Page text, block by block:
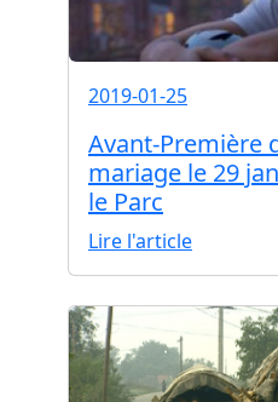
2019-01-25
Avant-Première
mariage le 29
le Parc
Lire l'article